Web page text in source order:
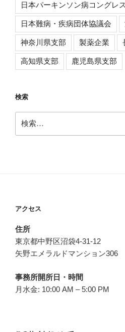
日本パーキンソン病コングレス
日本難病・疾病団体協議会
神奈川県支部 製薬企業
高知県支部 鹿児島県支部
検索
索:
アクセス
住所
東京都中野区沼袋4-31-12
矢野エメラルドマンション306
事務所開所日・時間
月水金: 10:00 AM – 5:00 PM